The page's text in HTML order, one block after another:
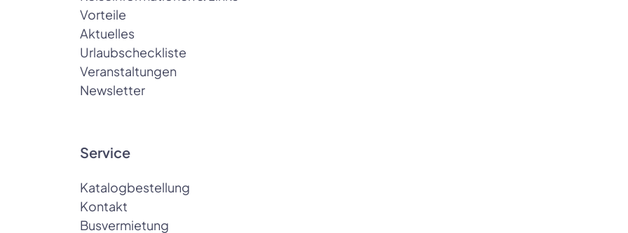
Vorteile
Aktuelles
Urlaubscheckliste
Veranstaltungen
Newsletter
Service
Katalogbestellung
Kontakt
Busvermietung